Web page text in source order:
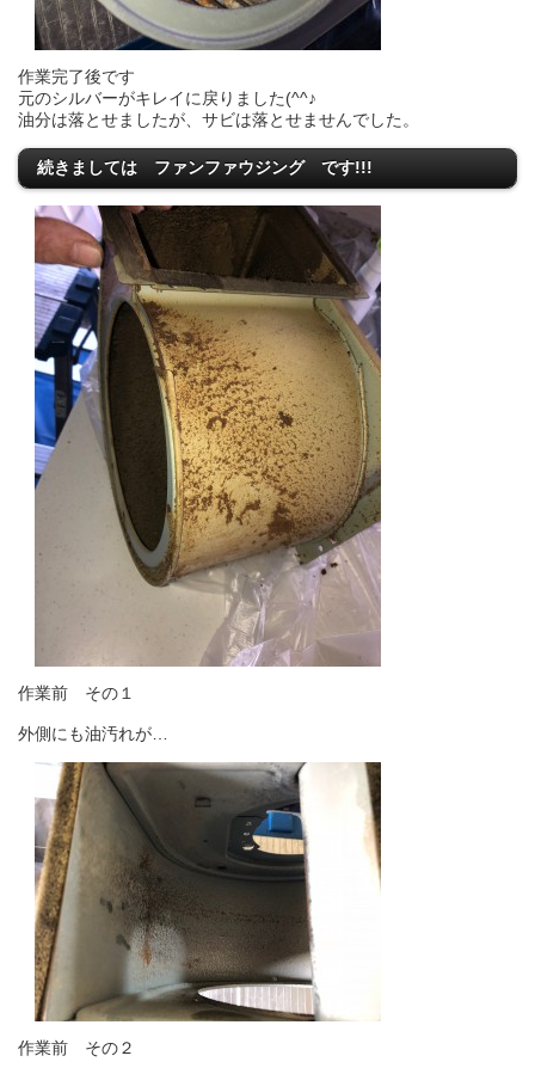
作業完了後です
元のシルバーがキレイに戻りました(^^♪
油分は落とせましたが、サビは落とせませんでした。
続きましては ファンファウジング です!!!
作業前 その１
外側にも油汚れが…
作業前 その２